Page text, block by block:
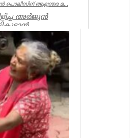
പൊലീസിന് ആഭ്യന്തര മ...
അര്‍ജുന്‍
ചെന്നിത്തലയുടെ